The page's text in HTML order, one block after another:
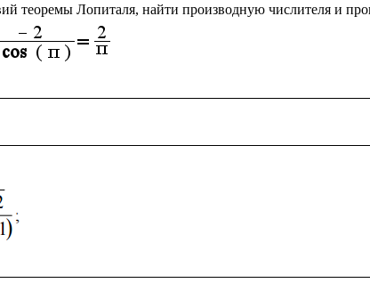
теоремы Лопиталя, найти производную числителя и